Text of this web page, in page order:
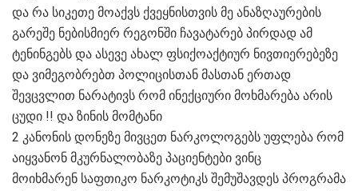
და რა სიკეთე მოაქვს ქვეყნისთვის მე ანაზღაურების
გარეშე ნებისმიერ რეგონში ჩავატარებ პირდად ამ
ტენინგებს და ასევე ახალ ფსიქოაქტიურ ნივთიერებეზე
და ვიმეგობრებთ პოლიცისთან მასთან ერთად
შევცვლით ნარატივს რომ ინექციური მოხმარება არის
ცუდი !! და ზინის მომტანი
2 კანონის დონეზე მივცეთ ნარკოლოგებს უფლება რომ
აიყვანონ მკურნალობაზე პაციენტები ვინც
მოიხმარენ საფთიკო ნარკოტიკს შემუშავდეს პროგრამა